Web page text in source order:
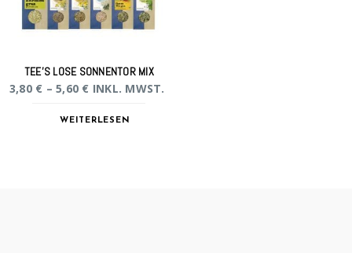
TEE’S LOSE SONNENTOR MIX
3,80 € –5,60 € INKL. MWST.
WEITERLESEN